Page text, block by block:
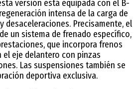
versión está equipada con el B-
intensa de la carga de
desaceleraciones. Precisamente, el
un sistema de frenado específico,
que incorpora frenos
el eje delantero con pinzas
Las suspensiones también se
deportiva exclusiva.